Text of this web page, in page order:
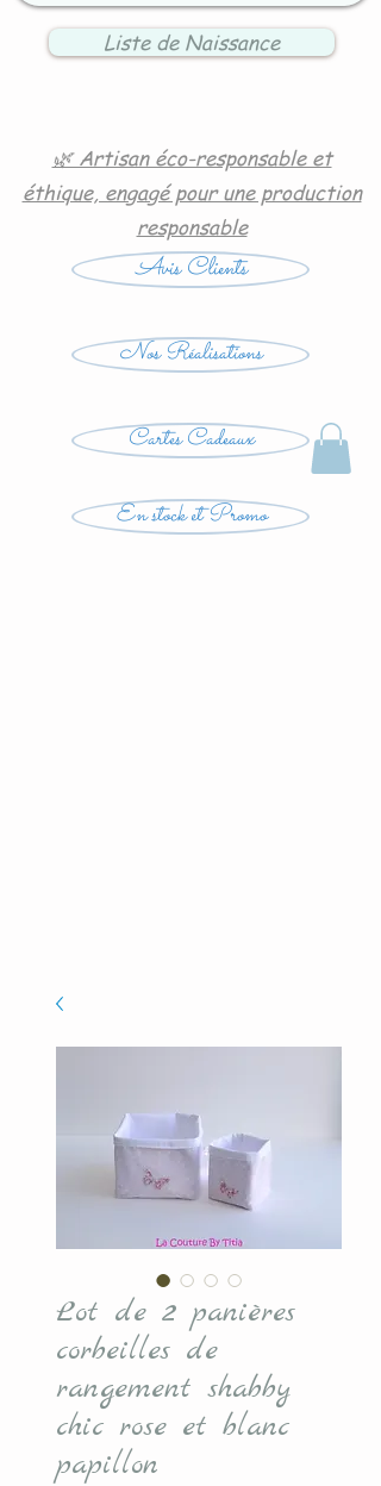
Liste de Naissance
🌿 Artisan éco-responsable et
éthique, engagé pour une production
responsable
Avis Clients
Nos Réalisations
Cartes Cadeaux
En stock et Promo
Lot de 2 panières
corbeilles de
rangement shabby
chic rose et blanc
papillon